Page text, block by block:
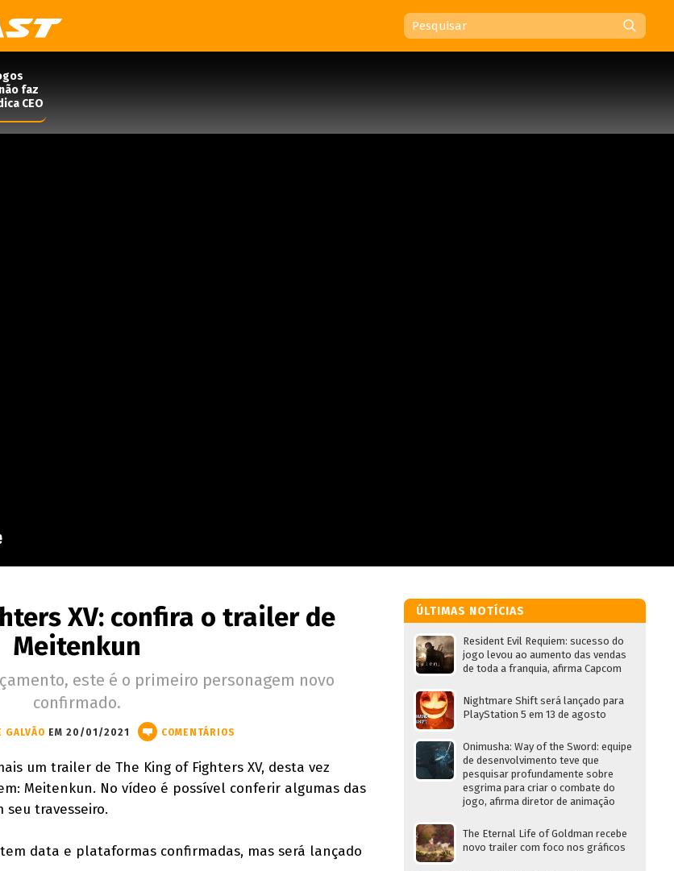
faz
CEO
XV: confira o trailer de
Meitenkun
este é o primeiro personagem novo
confirmado.
GALVÃO EM 20/01/2021 COMENTÁRIOS
um trailer de The King of Fighters XV, desta vez
Meitenkun. No vídeo é possível conferir algumas das
travesseiro.
data e plataformas confirmadas, mas será lançado
ÚLTIMAS NOTÍCIAS
Resident Evil Requiem: sucesso do
jogo levou ao aumento das vendas
de toda a franquia, afirma Capcom
Nightmare Shift será lançado para
PlayStation 5 em 13 de agosto
Onimusha: Way of the Sword: equipe
de desenvolvimento teve que
pesquisar profundamente sobre
esgrima para criar o combate do
jogo, afirma diretor de animação
The Eternal Life of Goldman recebe
novo trailer com foco nos gráficos